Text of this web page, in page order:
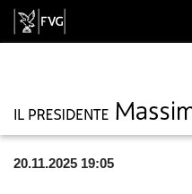
20.11.2025 19:05